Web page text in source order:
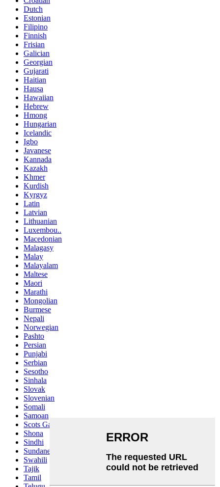
Dutch
Estonian
Filipino
Finnish
Frisian
Galician
Georgian
Gujarati
Haitian
Hausa
Hawaiian
Hebrew
Hmong
Hungarian
Icelandic
Igbo
Javanese
Kannada
Kazakh
Khmer
Kurdish
Kyrgyz
Latin
Latvian
Lithuanian
Luxembou..
Macedonian
Malagasy
Malay
Malayalam
Maltese
Maori
Marathi
Mongolian
Burmese
Nepali
Norwegian
Pashto
Persian
Punjabi
Serbian
Sesotho
Sinhala
Slovak
Slovenian
Somali
Samoan
Scots Gaelic
Shona
Sindhi
Sundanese
Swahili
Tajik
Tamil